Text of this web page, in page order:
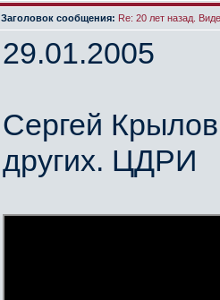
Заголовок сообщения: Re: 20 лет назад.
29.01.2005
Сергей
других. ЦДРИ